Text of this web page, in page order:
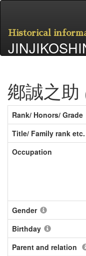
Historical
鄕誠之助
Rank/ Honors/ Grade
Title/ Family rank etc.
Occupation
Gender
Birthday
Parent and relation